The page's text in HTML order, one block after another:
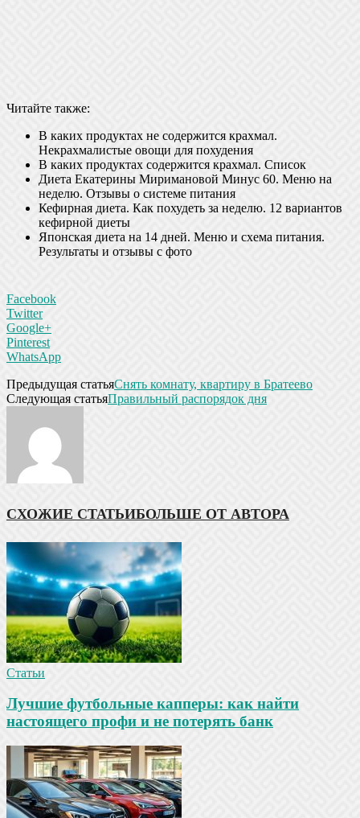
Читайте также:
В каких продуктах не содержится крахмал.
Некрахмалистые овощи для похудения
В каких продуктах содержится крахмал. Список
Диета Екатерины Миримановой Минус 60. Меню на
неделю. Отзывы о системе питания
Кефирная диета. Как похудеть за неделю. 12 вариантов
кефирной диеты
Японская диета на 14 дней. Меню и схема питания.
Результаты и отзывы с фото
Facebook
Twitter
Google+
Pinterest
WhatsApp
Предыдущая статьяСнять комнату, квартиру в Братеево
Следующая статьяПравильный распорядок дня
СХОЖИЕ СТАТЬИБОЛЬШЕ ОТ АВТОРА
Статьи
Лучшие футбольные капперы: как найти
настоящего профи и не потерять банк